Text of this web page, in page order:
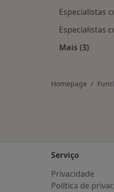
Especialistas
Especialistas
Mais (3)
Homepage
Serviço
Privacidade
Política de